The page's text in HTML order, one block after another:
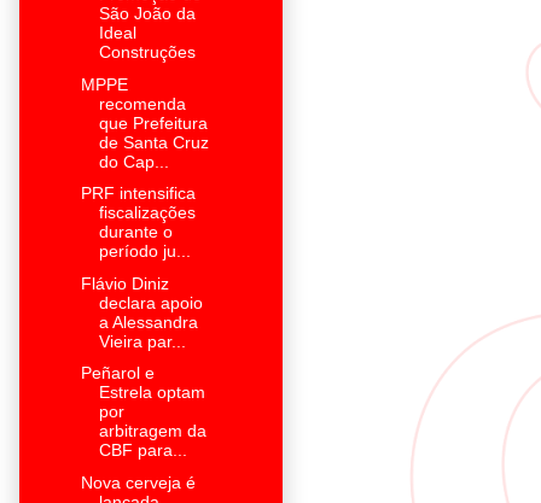
São João da
Ideal
Construções
MPPE
recomenda
que Prefeitura
de Santa Cruz
do Cap...
PRF intensifica
fiscalizações
durante o
período ju...
Flávio Diniz
declara apoio
a Alessandra
Vieira par...
Peñarol e
Estrela optam
por
arbitragem da
CBF para...
Nova cerveja é